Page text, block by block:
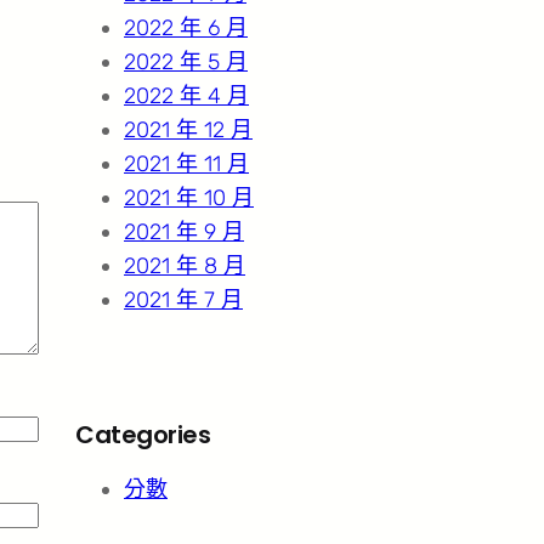
2022 年 6 月
2022 年 5 月
2022 年 4 月
2021 年 12 月
2021 年 11 月
2021 年 10 月
2021 年 9 月
2021 年 8 月
2021 年 7 月
Categories
分數